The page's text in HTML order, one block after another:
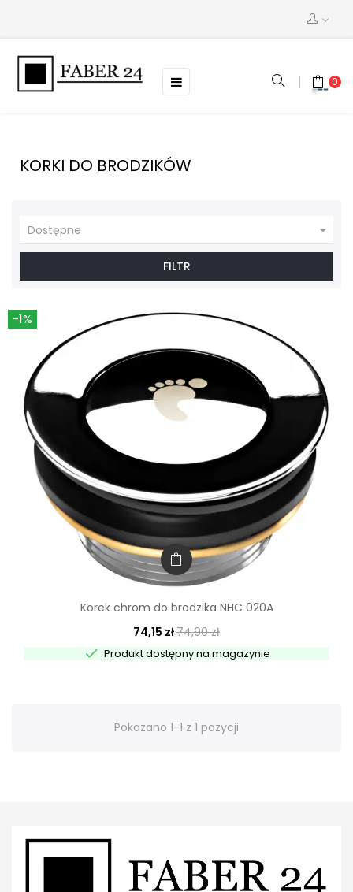
Toggle
navigation
☰ 0
KORKI DO BRODZIKÓW
Dostępne 
FILTR
-1%
Korek chrom do brodzika NHC 020A
74,15 zł74,90 zł
 Produkt dostępny na magazynie
Pokazano 1-1 z 1 pozycji